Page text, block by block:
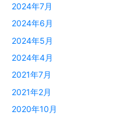
2024年7月
2024年6月
2024年5月
2024年4月
2021年7月
2021年2月
2020年10月